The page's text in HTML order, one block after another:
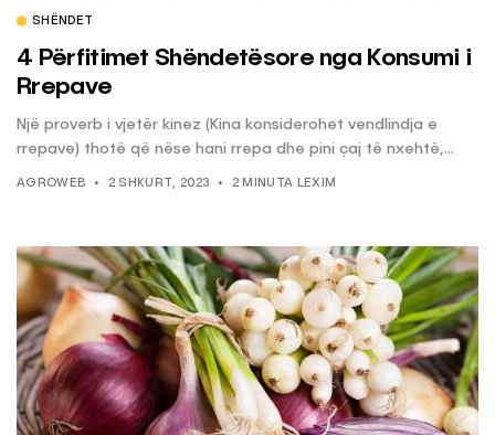
SHËNDET
4 Përfitimet Shëndetësore nga Konsumi i
Rrepave
Një proverb i vjetër kinez (Kina konsiderohet vendlindja e
rrepave) thotë që nëse hani rrepa dhe pini çaj të nxehtë,...
AGROWEB 2 SHKURT, 2023 2 MINUTA LEXIM